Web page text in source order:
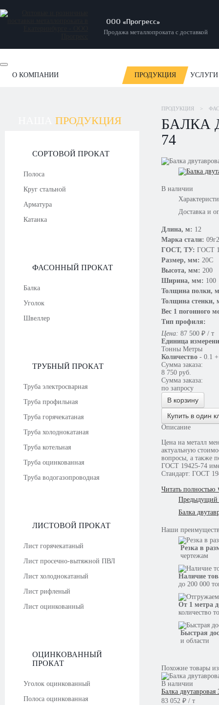
ООО «Прогресс»
Продажа металлопроката с доставкой
О КОМПАНИИ ПРОДУКЦИЯ УСЛУГИ
ПРОДУКЦИЯ
СОРТОВОЙ ПРОКАТ
Полоса
Круг стальной
Арматура
Катанка
ФАСОННЫЙ ПРОКАТ
Балка
Уголок
Швеллер
ТРУБНЫЙ ПРОКАТ
Труба электросварная
Труба профильная
Труба горячекатаная
Труба холоднокатаная
Труба котельная
Труба оцинкованная
Труба водогазопроводная
ЛИСТОВОЙ ПРОКАТ
Лист горячекатаный
Лист просечно-вытяжной ПВЛ
Лист холоднокатаный
Лист рифленый
Лист оцинкованный
ОЦИНКОВАННЫЙ
ПРОКАТ
Уголок оцинкованный
Полоса оцинкованная
ПРОДУКЦИЯ >
БАЛКА
74
В наличии
Доставка и
Длина, м: 12
Марка стали:
ГОСТ, ТУ: ГОСТ
Размер, мм: 20С
Высота, мм: 200
Ширина, мм: 100
Толщина полки,
Толщина
Вес 1 погонного
Тип профиля:
Цена: 87 500 ₽ / т
Единица
Тонны Метры
Количество - 0.1 +
Сумма заказа:
8 750 руб.
Сумма заказа:
по запросу
В корзину
Купить в один
Описание
Цена на металл
актуальную
вопросы, а также
ГОСТ 19425-74
Стандарт: ГОСТ
Читать полностью
Предыдущий
Балка
Наши
Резка в
чертежам
Наличие
до 200 000
От 1 метра
количество
Быстрая
и области
Похожие товары
В наличии
Балка
83 052 ₽ / т